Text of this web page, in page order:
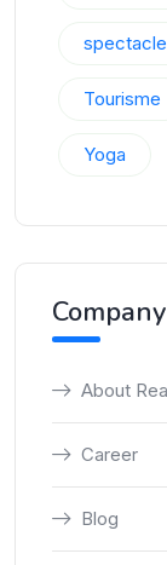
Tourisme
Yoga
Company
About
Career
Blog